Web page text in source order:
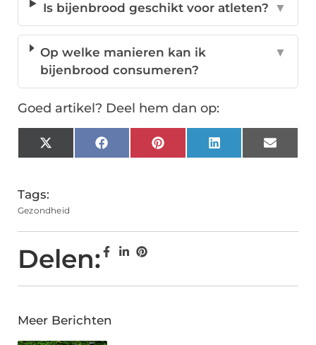
Is bijenbrood geschikt voor atleten? ▼
Op welke manieren kan ik
bijenbrood consumeren?
▼
Goed artikel? Deel hem dan op:
X
(Twitter)
FacebookPinterestLinkedInEmail
Tags:
Gezondheid
Delen:
Meer Berichten